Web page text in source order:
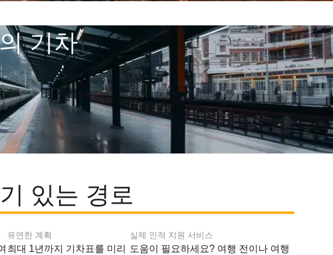
기차
있는 경로
유연한 계획
최대 1년까지 기차표를 미리
실제 인적 지원 서비스
도움이 필요하세요? 여행 전이나 여행